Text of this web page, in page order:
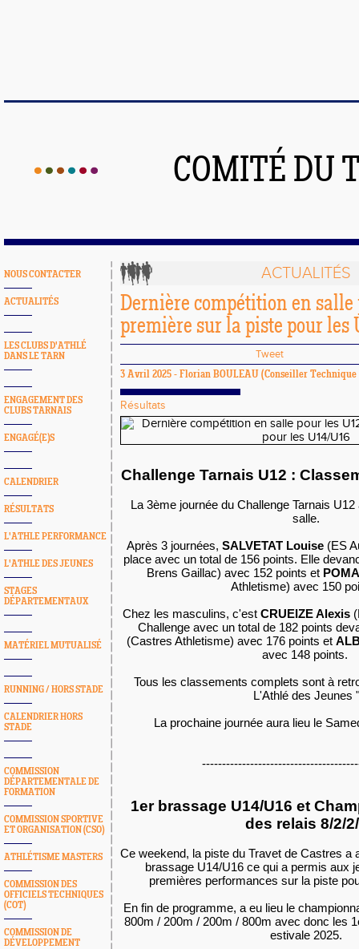
COMITÉ DU
NOUS CONTACTER
ACTUALITÉS
LES CLUBS D'ATHLÉ
DANS LE TARN
ENGAGEMENT DES
CLUBS TARNAIS
ENGAGÉ(E)S
CALENDRIER
RÉSULTATS
L'ATHLE PERFORMANCE
L'ATHLE DES JEUNES
STAGES
DÉPARTEMENTAUX
MATÉRIEL MUTUALISÉ
RUNNING / HORS STADE
CALENDRIER HORS
STADE
COMMISSION
DÉPARTEMENTALE DE
FORMATION
COMMISSION SPORTIVE
ET ORGANISATION (CSO)
ATHLÉTISME MASTERS
COMMISSION DES
OFFICIELS TECHNIQUES
(COT)
COMMISSION DE
DÉVELOPPEMENT
ACTUALITÉS
Dernière compétition en salle
première sur la piste pour les
Tweet
3 Avril 2025 - Florian BOULEAU (Conseiller
Résultats
Challenge Tarnais U12 :
La 3ème journée du Challenge Tarnais
salle.
Après 3 journées, SALVETAT Louise (ES
place avec un total de 156 points. Elle
Brens Gaillac) avec 152 points et
Athletisme) avec 150
Chez les masculins, c'est CRUEIZE Alexis
Challenge avec un total de 182 points
(Castres Athletisme) avec 176 points et
avec 148 points.
Tous les classements complets sont à
L'Athlé des Jeunes "
La prochaine journée aura lieu le
1er brassage U14/U16 et
des relais 8/2/
Ce weekend, la piste du Travet de Castres a
brassage U14/U16 ce qui a permis aux
premières performances sur la piste
En fin de programme, a eu lieu le
800m / 200m / 200m / 800m avec donc les
estivale 2025.